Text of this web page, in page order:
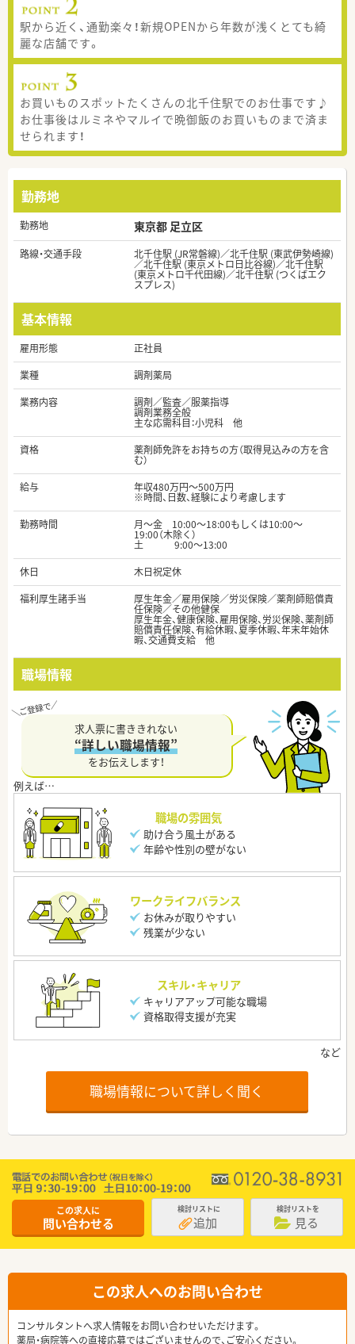
駅から近く、通勤楽々！新規OPENから年数が浅くとても綺
麗な店舗です。
お買いものスポットたくさんの北千住駅でのお仕事です♪
お仕事後はルミネやマルイで晩御飯のお買いものまで済ま
せられます！
勤務地
勤務地 東京都 足立区
路線・交通手段 北千住駅 (JR常磐線)／北千住駅 (東武伊勢崎線)
／北千住駅 (東京メトロ日比谷線)／北千住駅
(東京メトロ千代田線)／北千住駅 (つくばエク
スプレス)
基本情報
雇用形態
正社員
業種
調剤薬局
業務内容
調剤／監査／服薬指導
調剤業務全般
主な応需科目：小児科 他
資格
薬剤師免許をお持ちの方（取得見込みの方を含
む）
給与
年収480万円～500万円
※時間、日数、経験により考慮します
勤務時間
月～金 10:00～18:00もしくは10:00～
19:00（木除く）
土 9:00～13:00
休日
木日祝定休
福利厚生諸手当
厚生年金／雇用保険／労災保険／薬剤師賠償責
任保険／その他健保
厚生年金、健康保険、雇用保険、労災保険、薬剤師
賠償責任保険、有給休暇、夏季休暇、年末年始休
暇、交通費支給 他
職場情報
求人票に書ききれない
“詳しい職場情報”
をお伝えします！
職場の雰囲気
助け合う風土がある
年齢や性別の壁がない
ワークライフバランス
お休みが取りやすい
残業が少ない
スキル・キャリア
キャリアアップ可能な職場
資格取得支援が充実
職場情報について詳しく聞く
この求人に
問い合わせる
検討リストに
追加
検討リストを
見る
この求人へのお問い合わせ
コンサルタントへ求人情報をお問い合わせいただけます。
薬局・病院等への直接応募ではございませんので、ご安心ください。